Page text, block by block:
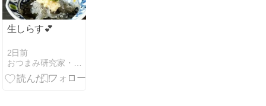
生しらす💕
2日前
おつまみ研究家・えりぷーのごはん日記♪♪